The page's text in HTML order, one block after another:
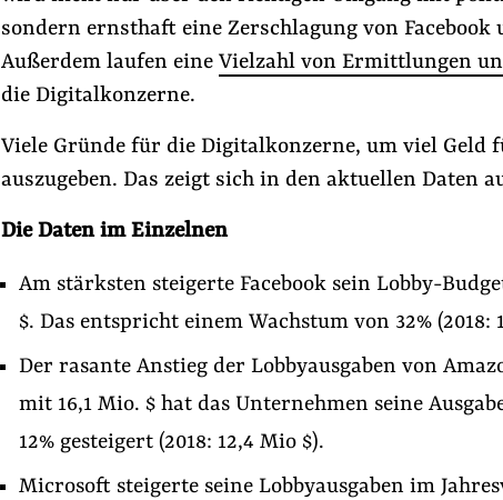
sondern ernsthaft eine Zerschlagung von
Außerdem laufen eine Vielzahl von Ermittlungen
die Digitalkonzerne.
Viele Gründe für die Digitalkonzerne, um viel Geld
auszugeben. Das zeigt sich in den aktuellen Daten
Die Daten im Einzelnen
Am stärksten steigerte Facebook sein Lobby-
$. Das entspricht einem Wachstum von 32% (2018:
Der rasante Anstieg der Lobbyausgaben von
mit 16,1 Mio. $ hat das Unternehmen seine
12% gesteigert (2018: 12,4 Mio $).
Microsoft steigerte seine Lobbyausgaben im